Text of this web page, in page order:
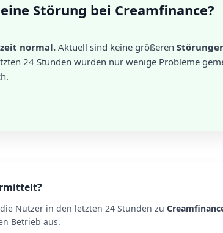
Störung bei Creamfinance?
normal. Aktuell sind keine größeren
24 Stunden wurden nur wenige Probleme
Nutzer in den letzten 24 Stunden zu
Betrieb aus.